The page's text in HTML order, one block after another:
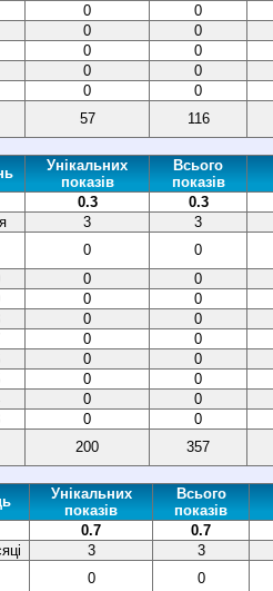
0
0
0
0
0
0
0
0
0
0
57 116
Унікальних
показів
Всього
показів
0.3
0.3
3
3
0
0
0
0
0
0
0
0
0
0
0
0
0
0
0
0
0
0
200 357
Унікальних
показів
Всього
показів
0.7
0.7
3
3
0
0